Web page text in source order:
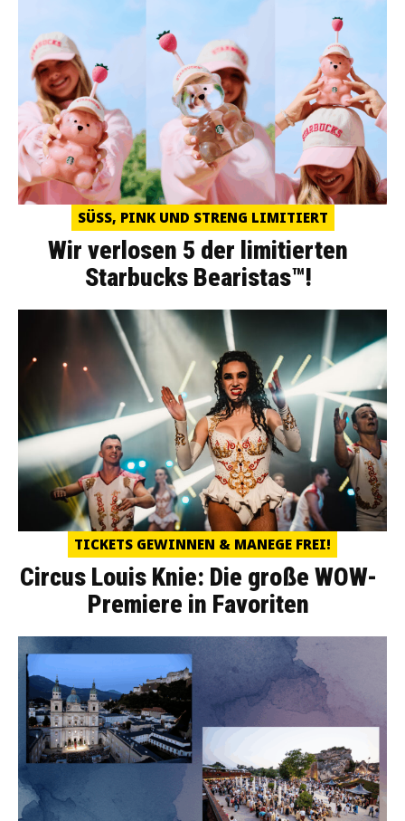
SÜSS, PINK UND STRENG LIMITIERT
Wir verlosen 5 der limitierten
Starbucks Bearistas™!
TICKETS GEWINNEN & MANEGE FREI!
Circus Louis Knie: Die große WOW-
Premiere in Favoriten